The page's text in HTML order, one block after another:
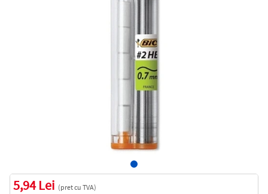
5,94 Lei (pret cu TVA)